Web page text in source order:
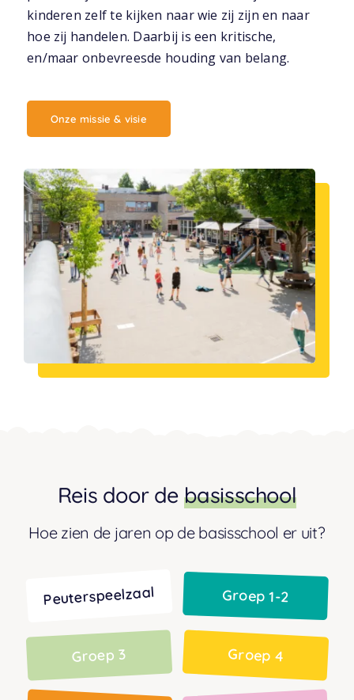
kinderen zelf te kijken naar wie zij zijn en naar
hoe zij handelen. Daarbij is een kritische,
en/maar onbevreesde houding van belang.
Onze missie & visie
Reis door de basisschool
Hoe zien de jaren op de basisschool er uit?
Peuterspeelzaal Groep 1-2
Groep 3 Groep 4